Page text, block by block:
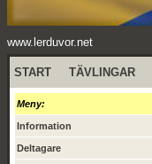
www.lerduvor.net
START TÄVLINGAR
Meny:
Information
Deltagare